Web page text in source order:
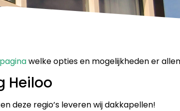
welke opties en mogelijkheden er
Heiloo
deze regio’s leveren wij dakkapellen!